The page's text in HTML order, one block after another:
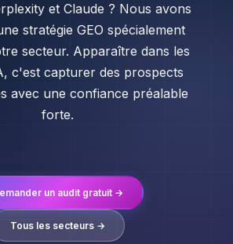
et Claude ? Nous avons
stratégie GEO spécialement
secteur. Apparaître dans les
c'est capturer des prospects
avec une confiance préalable
forte.
un audit gratuit →
Tous les secteurs →